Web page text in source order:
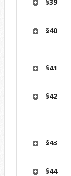
§39
§40
§41
§42
§43
§44